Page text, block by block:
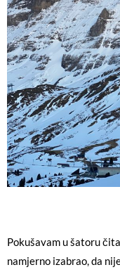
Pokušavam u šatoru
namjerno izabrao, da